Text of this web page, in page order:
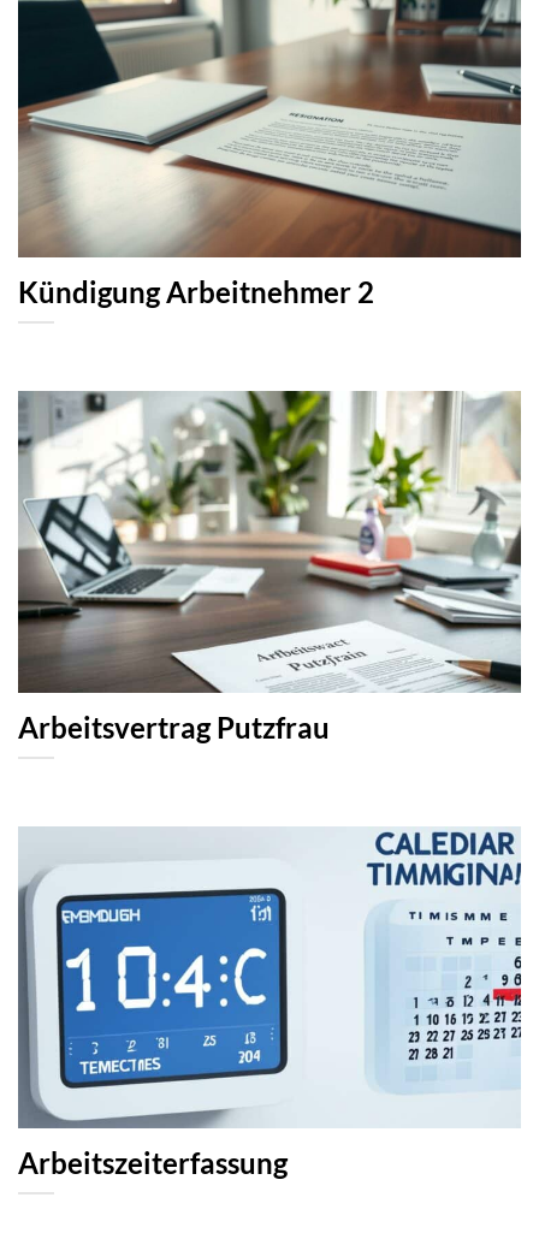
Kündigung Arbeitnehmer 2
Arbeitsvertrag Putzfrau
Arbeitszeiterfassung